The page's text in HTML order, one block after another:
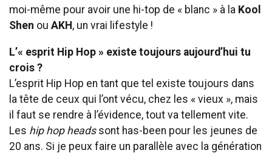
moi-même pour avoir une hi-top de « blanc » à la Kool
Shen ou AKH , un vrai lifestyle !
L’« esprit Hip Hop » existe toujours aujourd’hui tu
crois ?
L’esprit Hip Hop en tant que tel existe toujours dans
la tête de ceux qui l’ont vécu, chez les « vieux », mais
il faut se rendre à l’évidence, tout va tellement vite.
Les hip hop heads sont has-been pour les jeunes de
20 ans. Si je peux faire un parallèle avec la génération